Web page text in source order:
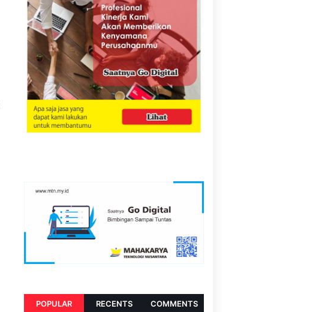
POPULAR RECENTS COMMENTS